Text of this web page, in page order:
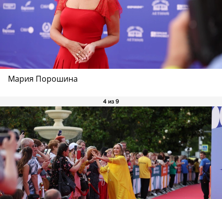
Мария Порошина
4 из 9